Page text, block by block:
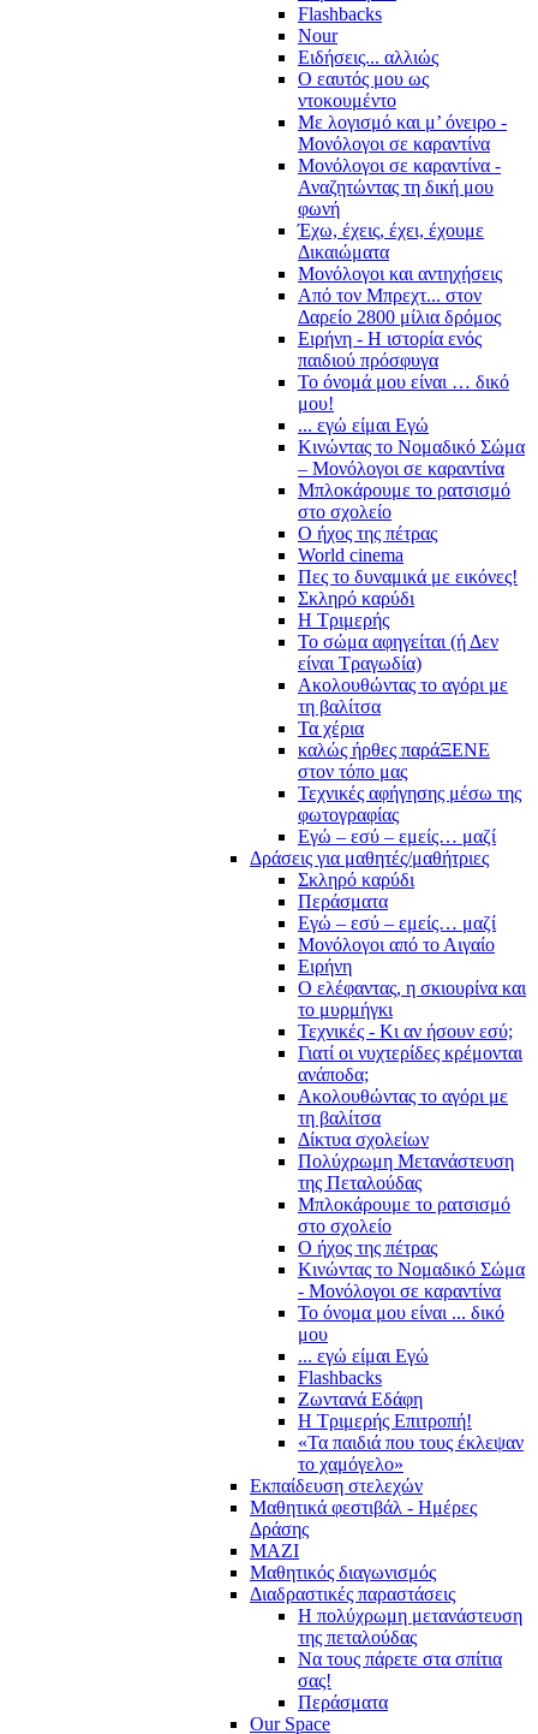
Flashbacks
Nour
Ειδήσεις... αλλιώς
Ο εαυτός μου ως
ντοκουμέντο
Με λογισμό και μ’ όνειρο -
Μονόλογοι σε καραντίνα
Μονόλογοι σε καραντίνα -
Αναζητώντας τη δική μου
φωνή
Έχω, έχεις, έχει, έχουμε
Δικαιώματα
Μονόλογοι και αντηχήσεις
Από τον Μπρεχτ... στον
Δαρείο 2800 μίλια δρόμος
Ειρήνη - Η ιστορία ενός
παιδιού πρόσφυγα
Το όνομά μου είναι … δικό
μου!
... εγώ είμαι Εγώ
Κινώντας το Νομαδικό Σώμα
– Μονόλογοι σε καραντίνα
Μπλοκάρουμε το ρατσισμό
στο σχολείο
Ο ήχος της πέτρας
World cinema
Πες το δυναμικά με εικόνες!
Σκληρό καρύδι
Η Τριμερής
Το σώμα αφηγείται (ή Δεν
είναι Τραγωδία)
Ακολουθώντας το αγόρι με
τη βαλίτσα
Τα χέρια
καλώς ήρθες παράΞΕΝΕ
στον τόπο μας
Τεχνικές αφήγησης μέσω της
φωτογραφίας
Εγώ – εσύ – εμείς… μαζί
Δράσεις για μαθητές/μαθήτριες
Σκληρό καρύδι
Περάσματα
Εγώ – εσύ – εμείς… μαζί
Μονόλογοι από το Αιγαίο
Ειρήνη
Ο ελέφαντας, η σκιουρίνα και
το μυρμήγκι
Τεχνικές - Κι αν ήσουν εσύ;
Γιατί οι νυχτερίδες κρέμονται
ανάποδα;
Ακολουθώντας το αγόρι με
τη βαλίτσα
Δίκτυα σχολείων
Πολύχρωμη Μετανάστευση
της Πεταλούδας
Μπλοκάρουμε το ρατσισμό
στο σχολείο
Ο ήχος της πέτρας
Κινώντας το Νομαδικό Σώμα
- Μονόλογοι σε καραντίνα
Το όνομα μου είναι ... δικό
μου
... εγώ είμαι Εγώ
Flashbacks
Ζωντανά Εδάφη
Η Τριμερής Επιτροπή!
«Τα παιδιά που τους έκλεψαν
το χαμόγελο»
Εκπαίδευση στελεχών
Μαθητικά φεστιβάλ - Ημέρες
Δράσης
ΜΑΖΙ
Μαθητικός διαγωνισμός
Διαδραστικές παραστάσεις
Η πολύχρωμη μετανάστευση
της πεταλούδας
Να τους πάρετε στα σπίτια
σας!
Περάσματα
Our Space